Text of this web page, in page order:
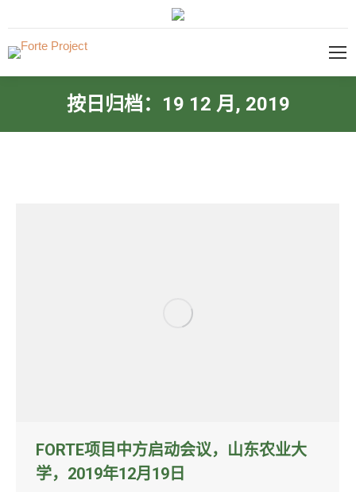
按日归档： 19 12 月, 2019
FORTE项目中方启动会议，山东农业大
学，2019年12月19日